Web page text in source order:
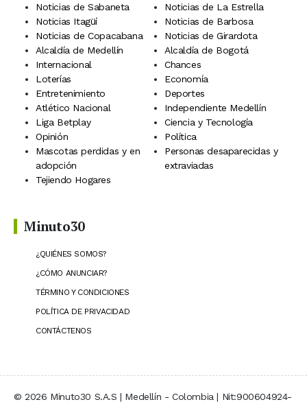
Noticias de Sabaneta
Noticias de La Estrella
Noticias Itagüí
Noticias de Barbosa
Noticias de Copacabana
Noticias de Girardota
Alcaldía de Medellín
Alcaldía de Bogotá
Internacional
Chances
Loterías
Economía
Entretenimiento
Deportes
Atlético Nacional
Independiente Medellín
Liga Betplay
Ciencia y Tecnología
Opinión
Política
Mascotas perdidas y en
adopción
Personas desaparecidas y
extraviadas
Tejiendo Hogares
Minuto30
¿QUIÉNES SOMOS?
¿CÓMO ANUNCIAR?
TÉRMINO Y CONDICIONES
POLÍTICA DE PRIVACIDAD
CONTÁCTENOS
© 2026 Minuto30 S.A.S | Medellín - Colombia | Nit:900604924-